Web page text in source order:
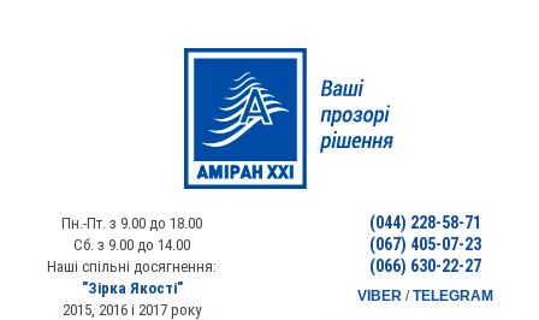
Пн.-Пт. з 9.00 до 18.00
Сб. з 9.00 до 14.00
Наші спільні досягнення:
"Зірка Якості"
2015, 2016 і 2017 року
(044) 228-58-71
(067) 405-07-23
(066) 630-22-27
VIBER /TELEGRAM